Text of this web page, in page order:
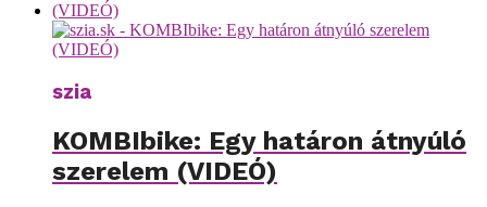
szia
KOMBIbike: Egy határon átnyúló
szerelem (VIDEÓ)